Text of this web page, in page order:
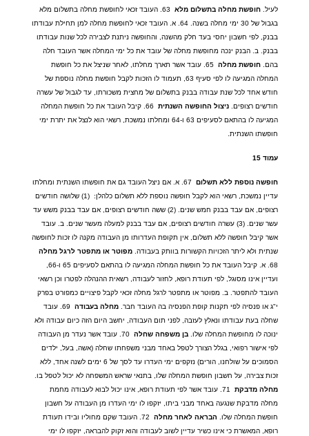
לעיל חופשת מחלה בתשלום מלא 63. העובד זכאי לחופשת מחלה בתשלום מלא
בגבול של
ימי מחלה בשנה א העובד זכאי לחופשת מחלה למן תחילת עבודתו
בבנק לפי חשבון יחסי בעד חלק מהשנה
והחופשה ניתנת לצבירה לכל שנות עבודתו
בבנק
ב הבנק ינכה מחופשת מחלה של עובד את כל ימי המחלה אשר העובד חלה
בהם חופשת מחלה 65. עובד אשר תארך מחלתו לאחר שניצל את כל חופשת
המחלה המגיעה לו לפי סעיף
תעמוד לו הזכות לקבל חופשת מחלה נוספת של
חודש אחד לכל שנת עבודה בבנק בתשלום של מחצית משכורתו עד לגבול של עשרה
חודשים רצופים ניצול החופשה השנתית 66. קיבל העובד את כל חופשת המחלה
המגיעה לו בהתאם לסעיפים
ו-64 ומחלתו נמשכת רשאי הוא לנצל את יתרת ימי
חופשתו השנתית
עמוד
חופשה נוספת ללא תשלום 67. א אם ניצל העובד גם את חופשתו השנתית ומחלתו
עדיין נמשכת רשאי הוא לקבל חופשה נוספת ללא תשלום כלהלן:
(1)
שלושה חודשים
רצופים אם עבד בבנק חמש שנים . (2) ששה חודשים רצופים אם עבד בבנק משש עד
עשר שנים . (3) עשרה חודשים רצופים אם עבד בבנק למעלה מעשר שנים ב עובד
אשר קיבל חופשה ללא תשלום אין תקופת העדרותו מן העבודה מקנה לו זכות לחופשה
שנתית ולא ליתר הזכויות הקשורות בוותק בעבודה מפוטר או מתפטר לרגל מחלה
68. א קיבל העובד את כל חופשת המחלה המגיעה לו בהתאם לסעיפים ו-66,
ועדיין אינו מסוגל לפי תעודת רופא לחזור לעבודה רשאית ההנהלה לפטרו וכן רשאי
העובד להתפטר
ב
מפוטר או מתפטר לרגל מחלה זכאי לקבל פיצויים כמפורט בפרק
י"ג או פנסיה לפי תקנות קופת הפנסיה בה העובד חבר מחלה בעבודה 69. עובד
שחלה בעת עבודתו ונאלץ לעזבה לפני תום העבודה
יחשב היום הזה כיום עבודה ולא
ינוכה לו מחופשת המחלה שלו בן משפחה שחלה 70. עובד אשר נעדר מן העבודה
לפי אישור רפואי
בגלל הצורך לטפל באחד מבני משפחתו שחלה (אשה בעל
ילדים
הסמוכים על שולחנו הורים) נזקפים ימי העדרו עד לסך של ימים לשנה אחד ללא
זכות צבירה על חשבון חופשת המחלה שלו בתנאי שראש המשפחה לא יכול לטפל בו
מחלה מדבקת 71. עובד אשר לפי תעודת רופא אינו יכול לבוא לעבודה מחמת
מחלה מדבקת שנגעה באחד מבני ביתו
יזקפו לו ימי העדרו מן העבודה על חשבון
חופשת המחלה שלו
הבראה לאחר מחלה 72. העובד שקם מחוליו ובידו תעודת
רופא המאשרת כי אינו כשיר עדיין לשוב לעבודה והוא זקוק להבראה
יזקפו לו ימי